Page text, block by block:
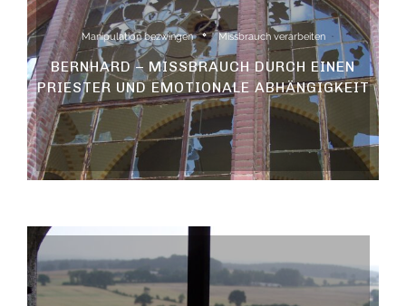
Manipulation bezwingen Missbrauch verarbeiten
BERNHARD – MISSBRAUCH DURCH EINEN
PRIESTER UND EMOTIONALE ABHÄNGIGKEIT